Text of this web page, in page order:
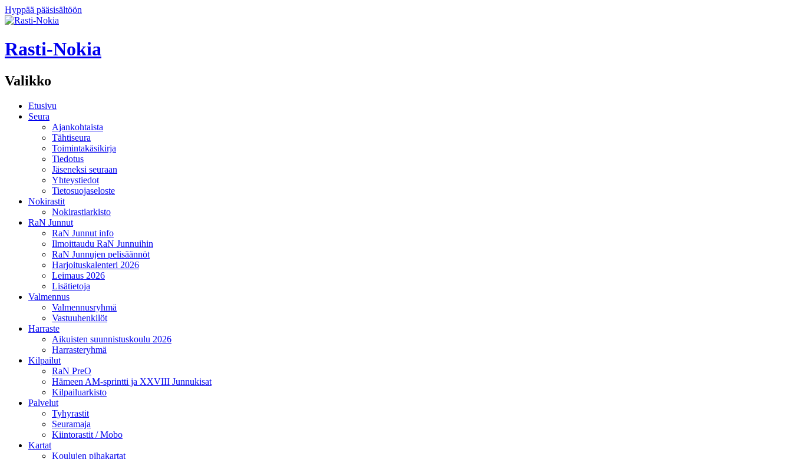
Hyppää pääsisältöön
Rasti-Nokia
Valikko
Etusivu
Seura
Ajankohtaista
Tähtiseura
Toimintakäsikirja
Tiedotus
Jäseneksi seuraan
Yhteystiedot
Tietosuojaseloste
Nokirastit
Nokirastiarkisto
RaN Junnut
RaN Junnut info
Ilmoittaudu RaN Junnuihin
RaN Junnujen pelisäännöt
Harjoituskalenteri 2026
Leimaus 2026
Lisätietoja
Valmennus
Valmennusryhmä
Vastuuhenkilöt
Harraste
Aikuisten suunnistuskoulu 2026
Harrasteryhmä
Kilpailut
RaN PreO
Hämeen AM-sprintti ja XXVIII Junnukisat
Kilpailuarkisto
Palvelut
Tyhyrastit
Seuramaja
Kiintorastit / Mobo
Kartat
Koulujen pihakartat